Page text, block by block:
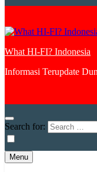
What HI-FI? Indonesia
Informasi Terupdate
Search for:
Menu